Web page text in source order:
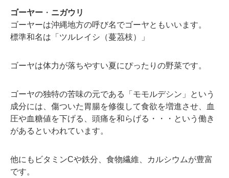
ゴーヤー ・ ニガウリ
ゴーヤーは沖縄地方の呼び名でゴーヤともいいます。
標準和名は「ツルレイシ（蔓茘枝）」
ゴーヤは体力が落ちやすい夏にぴったりの野菜です。
ゴーヤの独特の苦味の元である「モモルデシン」という
成分には、傷ついた胃腸を修復して食欲を増進させ、血
圧や血糖値を下げる、頭痛を和らげる・・・という働き
があるといわれています。
他にもビタミンCや鉄分、食物繊維、カルシウムが豊富
です。